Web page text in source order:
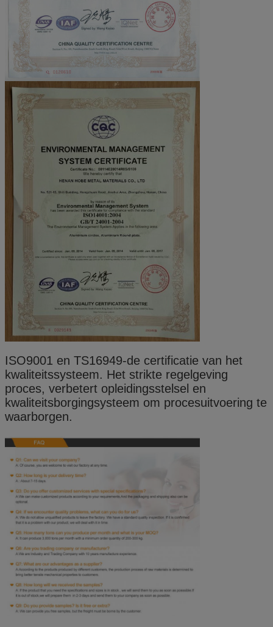
ISO9001 en TS16949-de certificatie van het
kwaliteitssysteem. Het strikte regelgeving
proces, verbetert opleidingsstelsel en
kwaliteitsborgingsysteem om procesuitvoering te
waarborgen.